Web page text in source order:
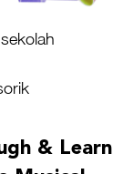
& Learn